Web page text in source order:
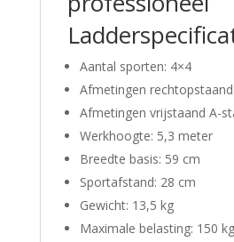
Aantal sporten: 4×4
Afmetingen
Afmetingen vrijstaand A-
Werkhoogte: 5,3 meter
Breedte basis: 59 cm
Sportafstand: 28 cm
Gewicht: 13,5 kg
Maximale belasting: 150 kg